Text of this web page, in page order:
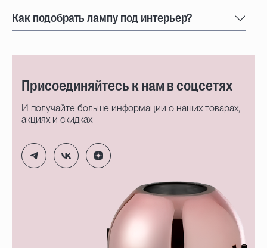
Как подобрать лампу под интерьер?
Присоединяйтесь к нам в соцсетях
И получайте больше информации о наших товарах,
акциях и скидках